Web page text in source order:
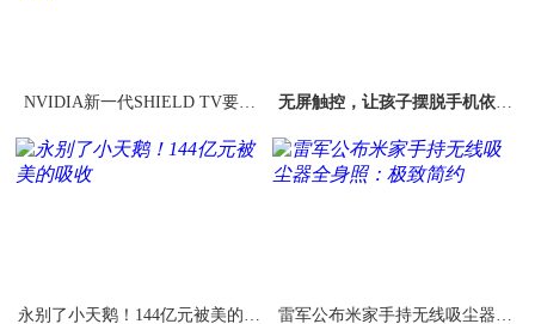
NVIDIA新一代SHIELD TV要来
无屏触控，让孩子摆脱手机依赖
永别了小天鹅！144亿元被美的吸
雷军公布米家手持无线吸尘器全